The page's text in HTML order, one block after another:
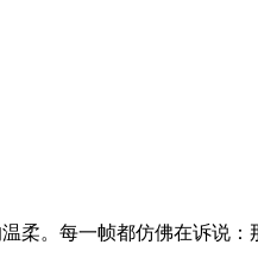
柔。每一帧都仿佛在诉说：